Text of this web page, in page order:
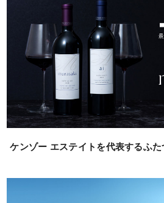
ケンゾー エステイトを代表するふ